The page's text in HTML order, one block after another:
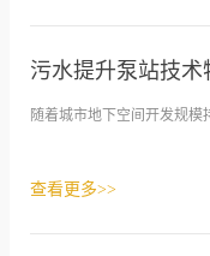
污水提升泵站技
随着城市地下空间开发规
查看更多>>